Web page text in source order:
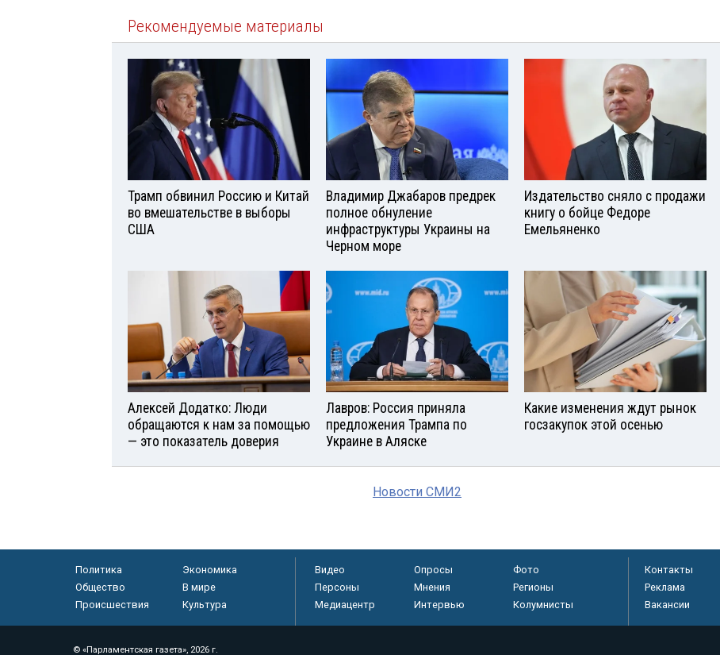
Рекомендуемые материалы
Трамп обвинил Россию и Китай
во вмешательстве в выборы
США
Владимир Джабаров предрек
полное обнуление
инфраструктуры Украины на
Черном море
Издательство сняло с продажи
книгу о бойце Федоре
Емельяненко
Алексей Додатко: Люди
обращаются к нам за помощью
— это показатель доверия
Лавров: Россия приняла
предложения Трампа по
Украине в Аляске
Какие изменения ждут рынок
госзакупок этой осенью
Новости СМИ2
Политика
Экономика
Общество
В мире
Происшествия
Культура
Видео Опросы
Фото
Персоны
Мнения
Регионы
Медиацентр
Интервью Колумнисты
Контакты
Реклама
Вакансии
© «Парламентская газета», 2026 г.